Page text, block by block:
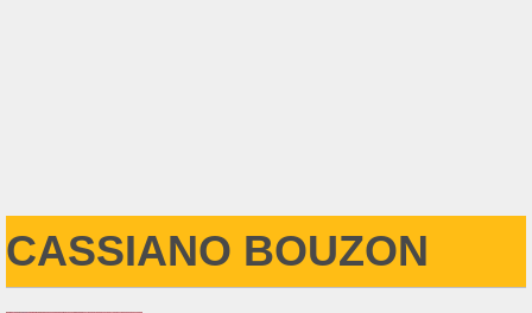
CASSIANO BOUZON